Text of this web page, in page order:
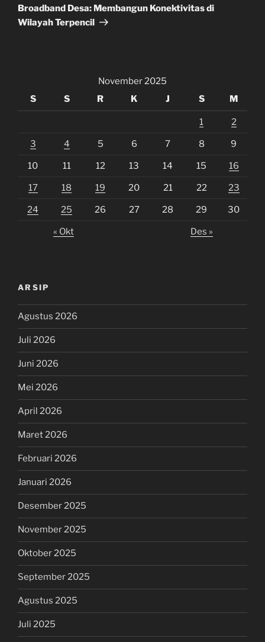
Post
Broadband Desa: Membangun Konektivitas di
Wilayah Terpencil
November 2025
S
S R K J S M
1 2
3 4 5 6 7 8 9
10 11 12 13 14 15 16
17 18 19 20 21 22 23
24 25 26 27 28 29 30
« Okt Des »
ARSIP
Agustus 2026
Juli 2026
Juni 2026
Mei 2026
April 2026
Maret 2026
Februari 2026
Januari 2026
Desember 2025
November 2025
Oktober 2025
September 2025
Agustus 2025
Juli 2025